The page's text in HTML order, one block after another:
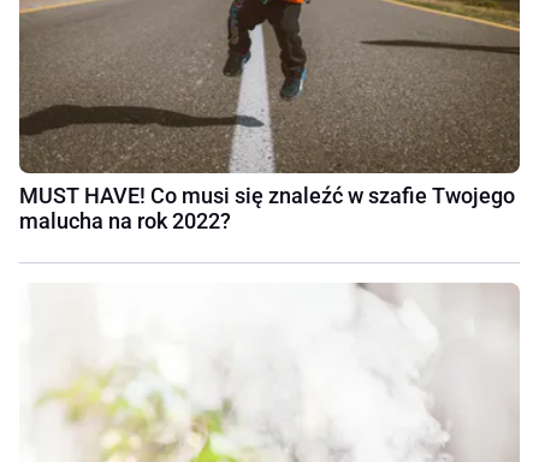
MUST HAVE! Co musi się znaleźć w szafie Twojego
malucha na rok 2022?